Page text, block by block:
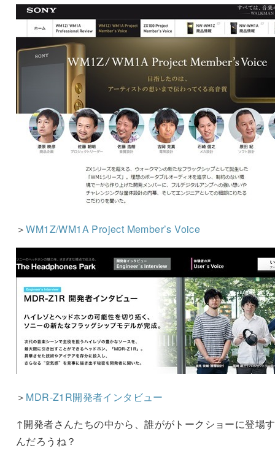
＞WM1Z/WM1A Project Member’s Voice
＞ MDR-Z1R開発者インタビュー
↑開発者さんたちの中から、誰ががトークショーに登場
んだろうね？